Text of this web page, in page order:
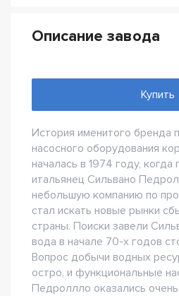
Описание завода
Купить
История именитого бренда
насосного оборудования
началась в 1974 году,
итальянец Сильвано
небольшую компанию по
стал искать новые рынки
страны. Поиски завели
вода в начале 70-х годов
Вопрос добычи водных
остро, и функциональные
Педроллло оказались